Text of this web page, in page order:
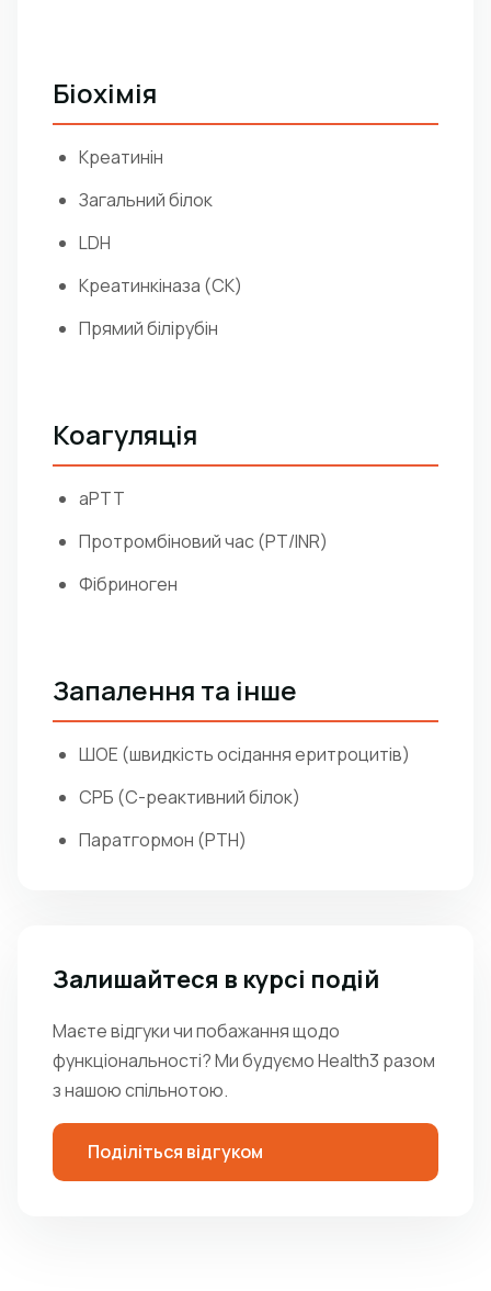
Біохімія
Креатинін
Загальний білок
LDH
Креатинкіназа (CK)
Прямий білірубін
Коагуляція
aPTT
Протромбіновий час (PT/INR)
Фібриноген
Запалення та інше
ШОЕ (швидкість осідання еритроцитів)
СРБ (C-реактивний білок)
Паратгормон (PTH)
Залишайтеся в курсі подій
Маєте відгуки чи побажання щодо
функціональності? Ми будуємо Health3 разом
з нашою спільнотою.
Поділіться відгуком